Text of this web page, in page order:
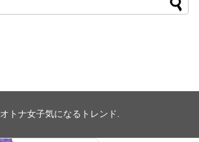
オトナ女子気になるトレンド